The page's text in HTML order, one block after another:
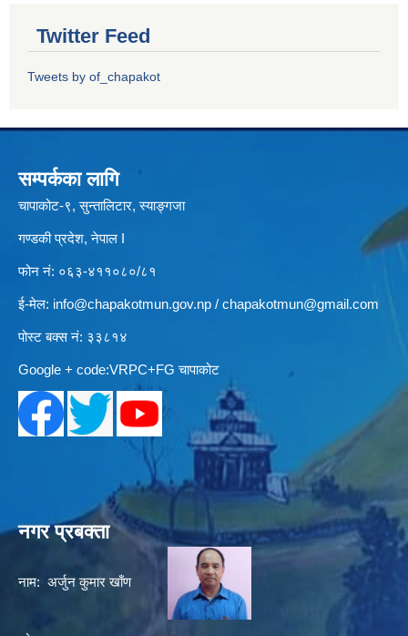
Twitter Feed
Tweets by of_chapakot
सम्पर्कका लागि
चापाकोट-९, सुन्तालिटार, स्याङ्गजा
गण्डकी प्रदेश, नेपाल I
फोन नं: ०६३-४११०८०/८१
ई-मेल: info@chapakotmun.gov.np / chapakotmun@gmail.com
पोस्ट बक्स नं: ३३८१४
Google + code:VRPC+FG चापाकोट
नगर प्रबक्ता
नाम: अर्जुन कुमार खाँण